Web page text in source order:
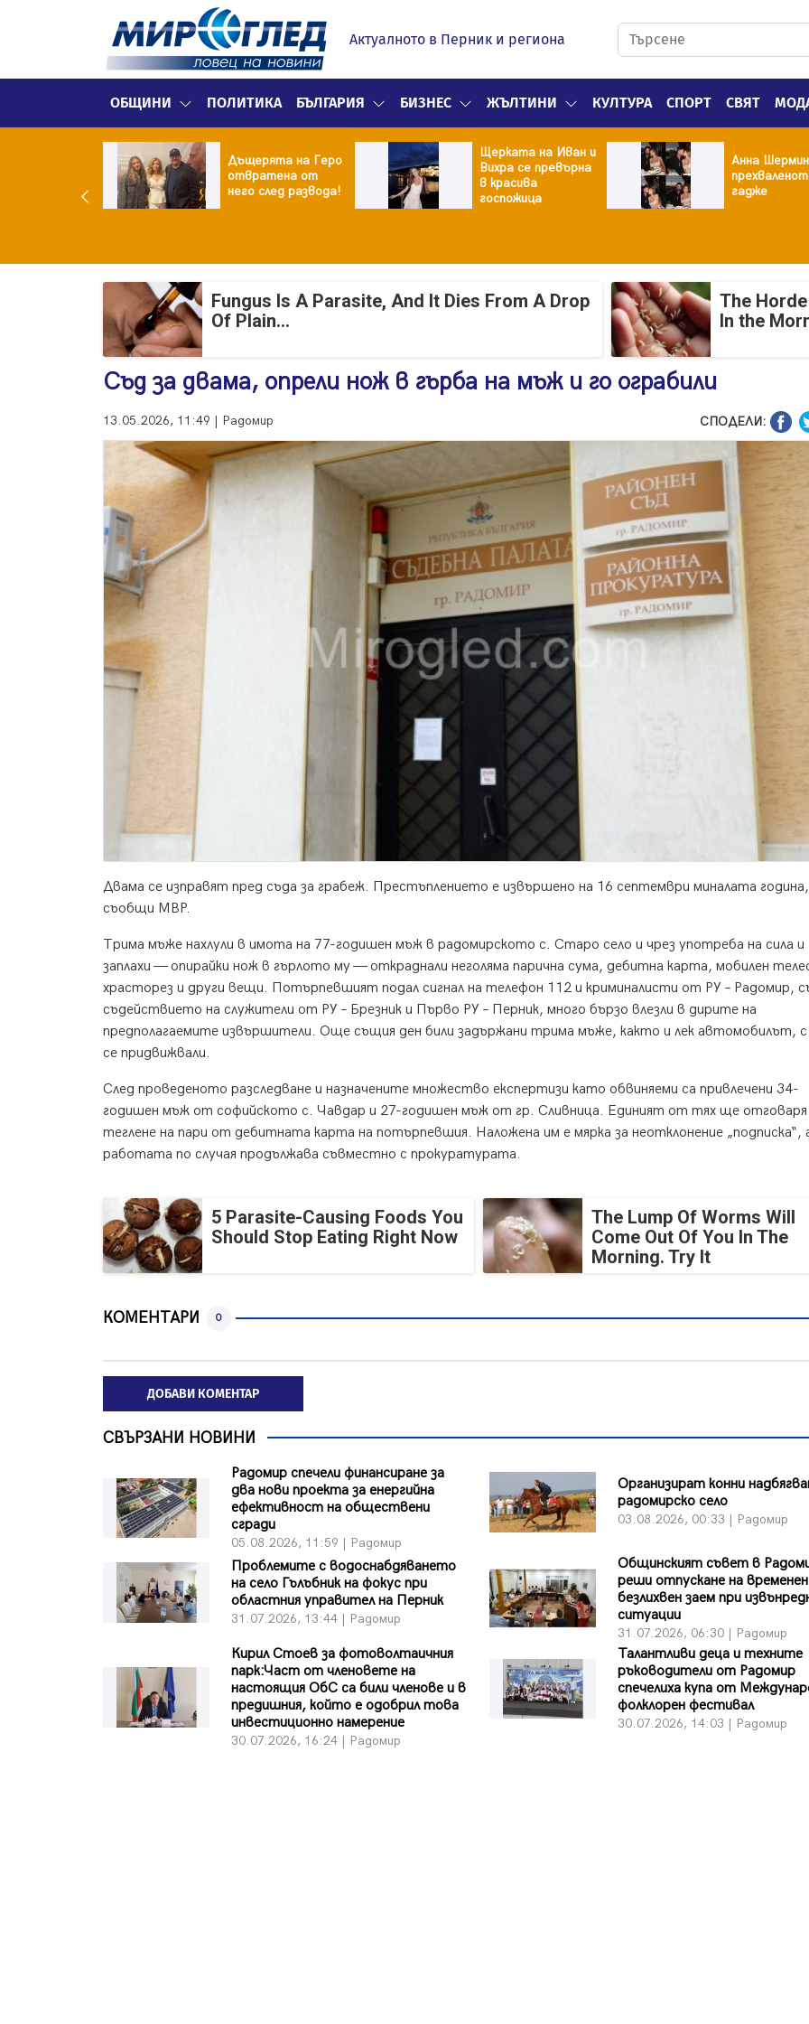
Актуалното в Перник и региона
ОБЩИНИ ПОЛИТИКА БЪЛГАРИЯ БИЗНЕС ЖЪЛТИНИ КУЛТУРА СПОРТ СВЯТ
Дъщерята на Геро
отвратена от
него след развода!
Щерката на Иван и
Вихра се превърна
в красива
госпожица
Анна Шермин
гадже
Fungus Is A Parasite, And It Dies From A Drop
Of Plain...
The
In the
Съд за двама, опрели нож в гърба на мъж и го ограбили
13.05.2026, 11:49 | Радомир СПОДЕЛИ:
Двама се изправят пред съда за грабеж. Престъплението е извършено на 16 септември миналата година,
съобщи МВР.
Трима мъже нахлули в имота на 77-годишен мъж в радомирското с. Старо село и чрез употреба на сила и
заплахи — опирайки нож в гърлото му — откраднали неголяма парична сума, дебитна карта, мобилен
храсторез и други вещи. Потърпевшият подал сигнал на телефон 112 и криминалисти от РУ – Радомир,
съдействието на служители от РУ – Брезник и Първо РУ – Перник, много бързо влезли в дирите на
предполагаемите извършители. Още същия ден били задържани трима мъже, както и лек автомобилът,
се придвижвали.
След проведеното разследване и назначените множество експертизи като обвиняеми са привлечени 34-
годишен мъж от софийското с. Чавдар и 27-годишен мъж от гр. Сливница. Единият от тях ще отговаря
теглене на пари от дебитната карта на потърпевшия. Наложена им е мярка за неотклонение „подписка“,
работата по случая продължава съвместно с прокуратурата.
5 Parasite-Causing Foods You
Should Stop Eating Right Now
The Lump Of Worms Will
Come Out Of You In The
Morning. Try It
КОМЕНТАРИ 0
ДОБАВИ КОМЕНТАР
СВЪРЗАНИ НОВИНИ
Радомир спечели финансиране за
два нови проекта за енергийна
ефективност на обществени
сгради
05.08.2026, 11:59 | Радомир
Организират конни
радомирско село
03.08.2026, 00:33 | Радомир
Проблемите с водоснабдяването
на село Гълъбник на фокус при
областния управител на Перник
31.07.2026, 13:44 | Радомир
Общинският съвет в
реши отпускане на временен
безлихвен заем при
ситуации
31.07.2026, 06:30 | Радомир
Кирил Стоев за фотоволтаичния
парк:Част от членовете на
настоящия ОбС са били членове и в
предишния, който е одобрил това
инвестиционно намерение
30.07.2026, 16:24 | Радомир
Талантливи деца и техните
ръководители от Радомир
спечелиха купа от
фолклорен фестивал
30.07.2026, 14:03 | Радомир